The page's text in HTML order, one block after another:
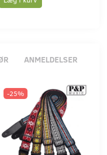
ANMELDELSER
-25%